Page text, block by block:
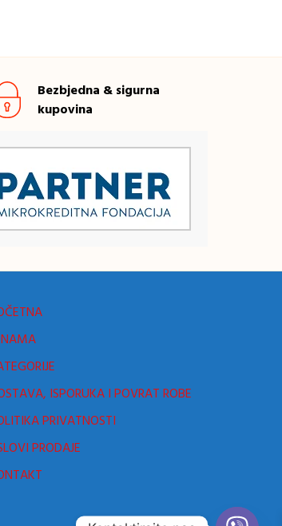
Bezbjedna & sigurna
kupovina
ISPORUKA I POVRAT ROBE
PRIVATNOSTI
PRODAJE